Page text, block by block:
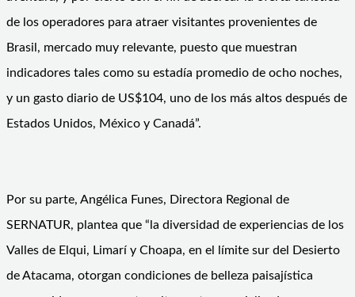
de los operadores para atraer visitantes provenientes de
Brasil, mercado muy relevante, puesto que muestran
indicadores tales como su estadía promedio de ocho noches,
y un gasto diario de US$104, uno de los más altos después de
Estados Unidos, México y Canadá”.
Por su parte, Angélica Funes, Directora Regional de
SERNATUR, plantea que “la diversidad de experiencias de los
Valles de Elqui, Limarí y Choapa, en el límite sur del Desierto
de Atacama, otorgan condiciones de belleza paisajística